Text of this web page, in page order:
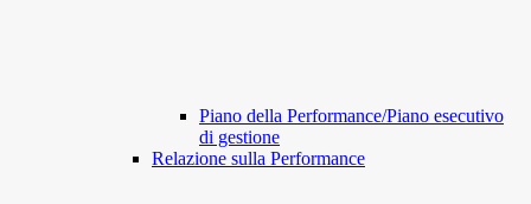
Piano della Performance/Piano esecutivo
di gestione
Relazione sulla Performance